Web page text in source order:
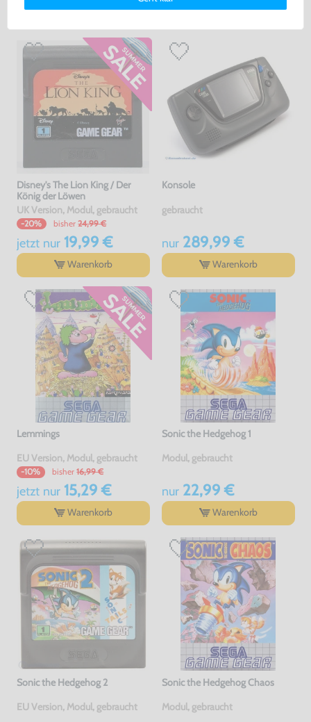
Disney's The Lion King / Der
König der Löwen
UK Version, Modul, gebraucht
-20% bisher 24,99 €
jetzt nur19,99 €
Warenkorb
Konsole
gebraucht
nur289,99 €
Warenkorb
Lemmings
EU Version, Modul, gebraucht
-10% bisher 16,99 €
jetzt nur15,29 €
Warenkorb
Sonic the Hedgehog 1
Modul, gebraucht
nur22,99 €
Warenkorb
Sonic the Hedgehog 2
EU Version, Modul, gebraucht
Sonic the Hedgehog Chaos
Modul, gebraucht